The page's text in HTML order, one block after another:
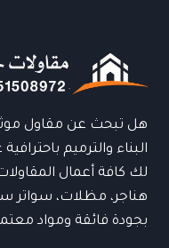
لحماية
المباني
هل تبحث عن مقاول
البناء والترميم
لك كافة أعمال
هناجر، مظلات، سواتر
بجودة فائقة ومواد